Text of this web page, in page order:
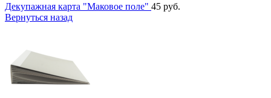
Декупажная карта "Маковое поле" 45 руб.
Вернуться назад